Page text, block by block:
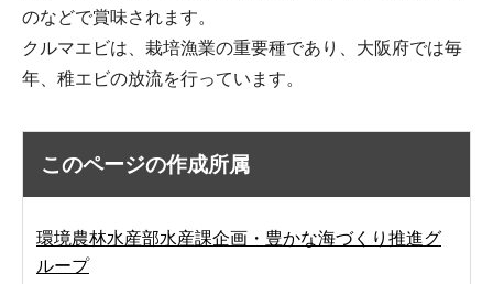
のなどで賞味されます。
クルマエビは、栽培漁業の重要種であり、大阪府では毎
年、稚エビの放流を行っています。
このページの作成所属
環境農林水産部水産課企画・豊かな海づくり推進グ
ループ